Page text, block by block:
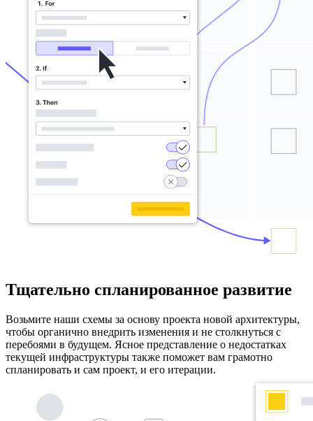
Тщательно спланированное развитие
Возьмите наши схемы за основу проекта новой архитектуры,
чтобы органично внедрить изменения и не столкнуться с
перебоями в будущем. Ясное представление о недостатках
текущей инфраструктуры также поможет вам грамотно
спланировать и сам проект, и его итерации.